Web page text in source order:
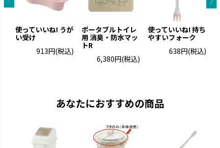
使っていいね! うが
い受け
913円(税込)
ポータブルトイレ
用 消臭・防水マッ
トR
6,380円(税込)
使っていいね! 持ち
やすいフォーク
638円(税込)
あなたにおすすめの商品